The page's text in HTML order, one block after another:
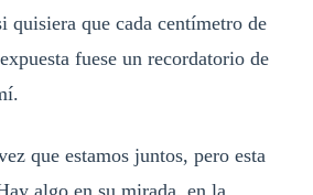
quisiera que cada centímetro de
fuese un recordatorio de
que estamos juntos, pero esta
algo en su mirada, en la